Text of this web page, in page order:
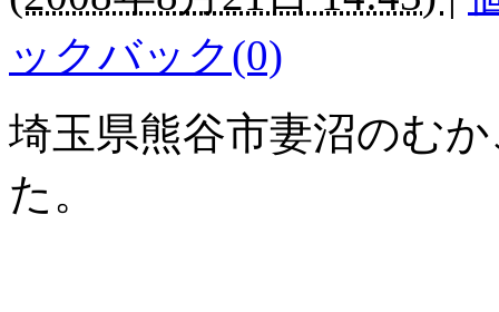
ックバック(0)
埼玉県熊谷市妻沼のむ
た。